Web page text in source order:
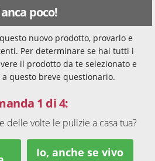
poco!
nuovo prodotto, provarlo e
Per determinare se hai tutti i
il prodotto da te selezionato e
questo breve questionario.
1 di 4:
delle volte le pulizie a casa tua?
Io, anche se vivo